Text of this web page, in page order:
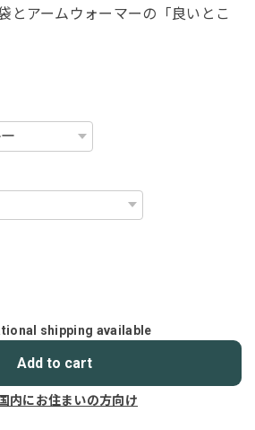
とアームウォーマーの「良いとこ
shipping available
Add to cart
内にお住まいの方向け